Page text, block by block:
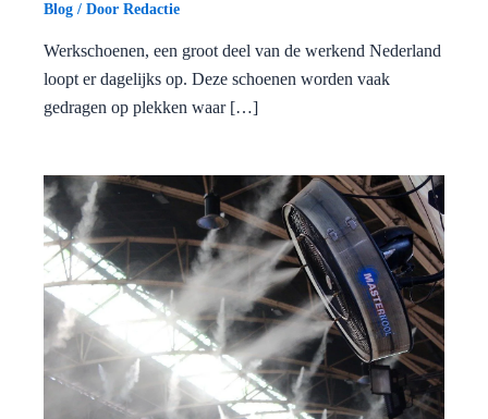
Blog / Door Redactie
Werkschoenen, een groot deel van de werkend Nederland
loopt er dagelijks op. Deze schoenen worden vaak
gedragen op plekken waar […]